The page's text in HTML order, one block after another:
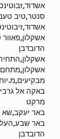
סנטר,טיב
אשדוד,זיבוטינסקי
הדובדבן
אשקלון,התחיה 1,טיב
אשקלון,מתחם
מרקט
באר יעקב,שא נס
הדובדבן